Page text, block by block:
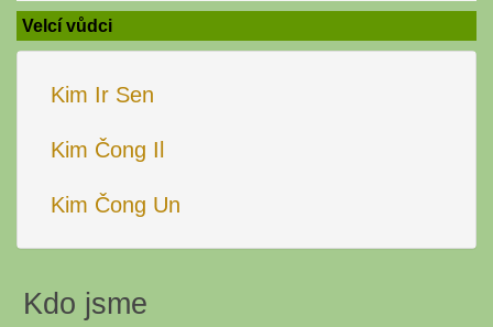
Velcí vůdci
Kim Ir Sen
Kim Čong Il
Kim Čong Un
Kdo jsme